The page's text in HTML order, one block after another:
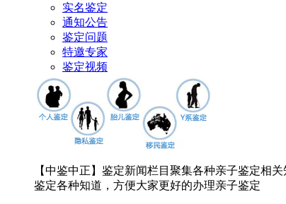
实名鉴定
通知公告
鉴定问题
特邀专家
鉴定视频
【中鉴中正】鉴定新闻栏目聚集各种亲子鉴定相
鉴定各种知道，方便大家更好的办理亲子鉴定